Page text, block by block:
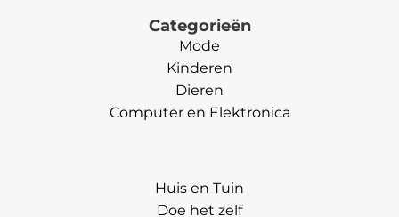
Categorieën
Mode
Kinderen
Dieren
Computer en Elektronica
Huis en Tuin
Doe het zelf